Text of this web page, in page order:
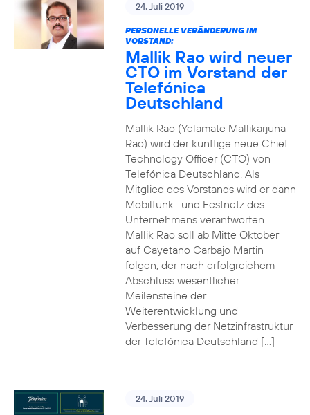
24. Juli 2019
PERSONELLE VERÄNDERUNG IM
VORSTAND:
Mallik Rao wird neuer
CTO im Vorstand der
Telefónica
Deutschland
Mallik Rao (Yelamate Mallikarjuna
Rao) wird der künftige neue Chief
Technology Officer (CTO) von
Telefónica Deutschland. Als
Mitglied des Vorstands wird er dann
Mobilfunk- und Festnetz des
Unternehmens verantworten.
Mallik Rao soll ab Mitte Oktober
auf Cayetano Carbajo Martin
folgen, der nach erfolgreichem
Abschluss wesentlicher
Meilensteine der
Weiterentwicklung und
Verbesserung der Netzinfrastruktur
der Telefónica Deutschland […]
24. Juli 2019